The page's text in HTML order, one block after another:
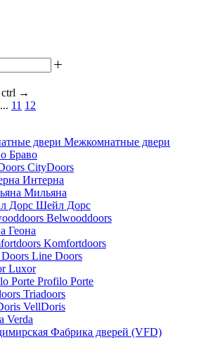
ctrl →
... 11 12
Межкомнатные двери
Браво
CityDoors
Интерна
Мильяна
Шейл Дорс
Belwooddoors
Геона
Komfortdoors
Line Doors
Luxor
Profilo Porte
Triadoors
VellDoris
Verda